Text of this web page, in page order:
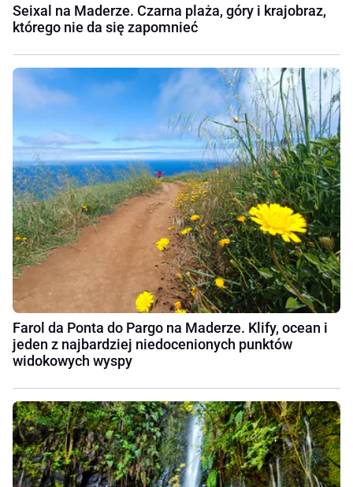
Seixal na Maderze. Czarna plaża, góry i krajobraz,
którego nie da się zapomnieć
Farol da Ponta do Pargo na Maderze. Klify, ocean i
jeden z najbardziej niedocenionych punktów
widokowych wyspy